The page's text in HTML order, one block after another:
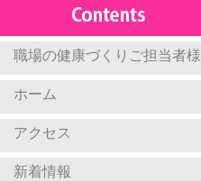
職場の健康づくりご担当者様
ホーム
アクセス
新着情報